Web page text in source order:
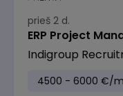
prieš 2 d.
ERP Project
Indigroup
4500 - 6000 €/